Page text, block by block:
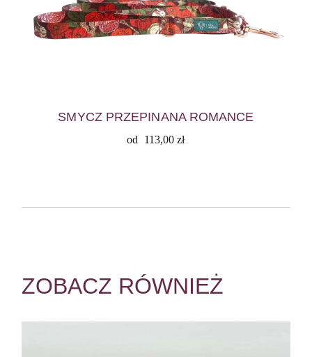
SMYCZ PRZEPINANA ROMANCE
od 113,00zł
ZOBACZ RÓWNIEŻ